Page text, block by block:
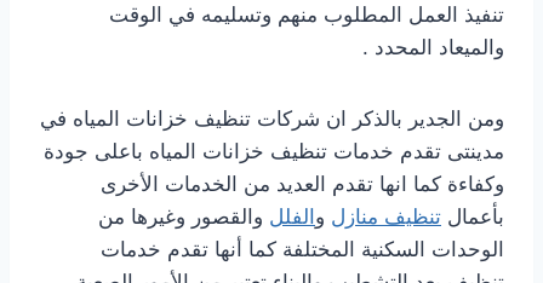
تنفيذ العمل المطلوب منهم وتسليمه في الوقت
والميعاد المحدد .
ومن الجدير بالذكر ان شركات تنظيف خزانات المياه في
مدينتى تقدم خدمات تنظيف خزانات المياه باعلى جودة
وكفاءة كما انها تقدم العديد من الخدمات الأخرى
بأعمال تنظيف منازل والفلل والقصور وغيرها من
الوحدات السكنية المختلفة كما أنها تقدم خدمات